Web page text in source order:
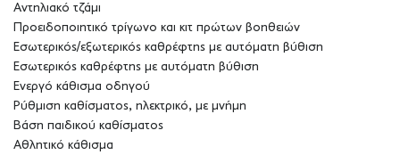
Αντηλιακό τζάμι
Προειδοποιητικό τρίγωνο και κιτ πρώτων βοηθειών
Εσωτερικός/εξωτερικός καθρέφτης με αυτόματη βύθιση
Εσωτερικός καθρέφτης με αυτόματη βύθιση
Ενεργό κάθισμα οδηγού
Ρύθμιση καθίσματος, ηλεκτρικό, με μνήμη
Βάση παιδικού καθίσματος
Αθλητικό κάθισμα